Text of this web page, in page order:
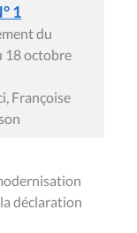
1
du
18 octobre
Françoise
déclaration